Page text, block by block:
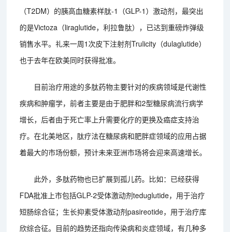
（T2DM）的胰高血糖素样肽-1（GLP-1）激动剂，最突出
的是Victoza（liraglutide，利拉鲁肽），已达到重磅炸弹级
销售水平。礼来一周1次皮下注射剂Trulicity（dulaglutide）
也于去年在欧美同时获得批准。
目前治疗用途的多肽药物主要针对的疾病领域是代谢性
疾病和肿瘤学，前者主要是由于肥胖和2型糖尿病流行病学
增长，后者由于死亡率上升需要化疗的更换及癌症支持治
疗。在北美地区，肽疗法在糖尿病和肥胖症领域的应用占据
着最大的市场份额，预计未来亚洲市场将会迎来高速增长。
此外，多肽药物也已扩展到孤儿药。比如：已经获得
FDA批准上市包括GLP-2受体激动剂teduglutide，用于治疗
短肠综合征；生长抑素受体激动剂pasireotide，用于治疗库
欣综合征。目前的趋势还指向传染病和炎症领域，有几种多